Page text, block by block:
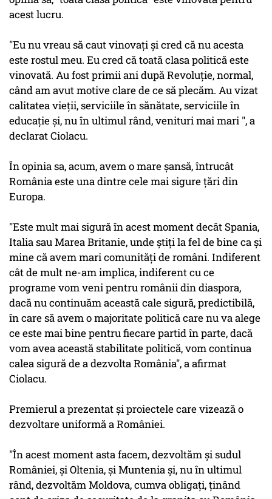
acest lucru.
"Eu nu vreau să caut vinovaţi şi cred că nu acesta
este rostul meu. Eu cred că toată clasa politică este
vinovată. Au fost primii ani după Revoluţie, normal,
când am avut motive clare de ce să plecăm. Au vizat
calitatea vieţii, serviciile în sănătate, serviciile în
educaţie şi, nu în ultimul rând, venituri mai mari ", a
declarat Ciolacu.
În opinia sa, acum, avem o mare şansă, întrucât
România este una dintre cele mai sigure ţări din
Europa.
"Este mult mai sigură în acest moment decât Spania,
Italia sau Marea Britanie, unde ştiţi la fel de bine ca şi
mine că avem mari comunităţi de români. Indiferent
cât de mult ne-am implica, indiferent cu ce
programe vom veni pentru românii din diaspora,
dacă nu continuăm această cale sigură, predictibilă,
în care să avem o majoritate politică care nu va alege
ce este mai bine pentru fiecare partid în parte, dacă
vom avea această stabilitate politică, vom continua
calea sigură de a dezvolta România", a afirmat
Ciolacu.
Premierul a prezentat şi proiectele care vizează o
dezvoltare uniformă a României.
"În acest moment asta facem, dezvoltăm şi sudul
României, şi Oltenia, şi Muntenia şi, nu în ultimul
rând, dezvoltăm Moldova, cumva obligaţi, ţinând